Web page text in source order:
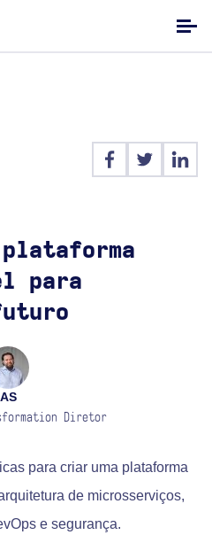
plataforma
para
Diretor
para criar uma plataforma
de microsserviços,
e segurança.